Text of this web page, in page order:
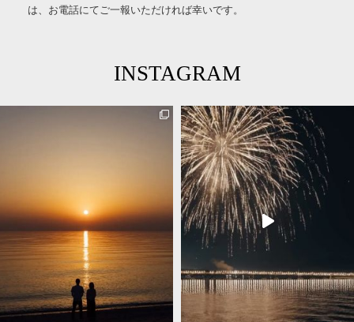
は、お電話にてご一報いただければ幸いです。
INSTAGRAM